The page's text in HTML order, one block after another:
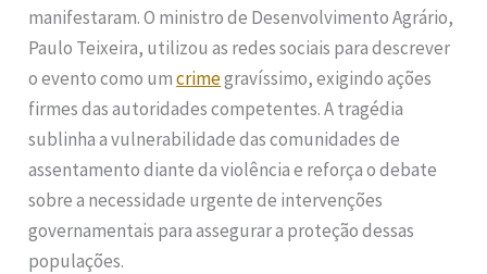
manifestaram. O ministro de Desenvolvimento Agrário,
Paulo Teixeira, utilizou as redes sociais para descrever
o evento como umcrimegravíssimo, exigindo ações
firmes das autoridades competentes. A tragédia
sublinha a vulnerabilidade das comunidades de
assentamento diante da violência e reforça o debate
sobre a necessidade urgente de intervenções
governamentais para assegurar a proteção dessas
populações.